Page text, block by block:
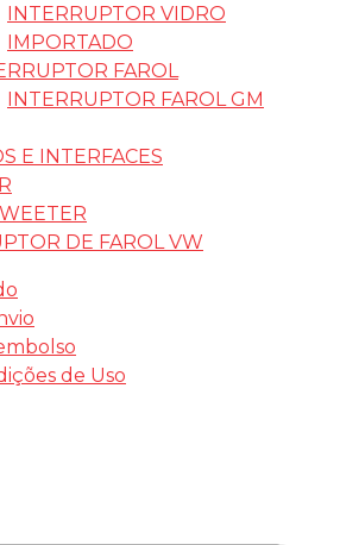
INTERRUPTOR VIDRO
IMPORTADO
FAROL
INTERRUPTOR FAROL GM
E INTERFACES
DE FAROL VW
de Uso